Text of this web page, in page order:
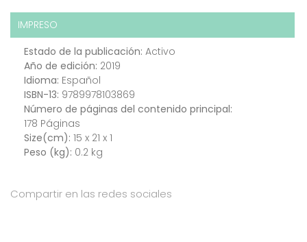
IMPRESO
Estado de la publicación: Activo
Año de edición: 2019
Idioma: Español
ISBN-13: 9789978103869
Número de páginas del contenido principal:
178 Páginas
Size(cm): 15 x 21 x 1
Peso (kg): 0.2 kg
Compartir en las redes sociales